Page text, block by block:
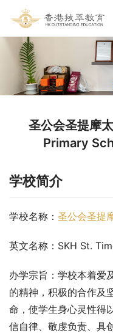
圣公会圣提摩
Primary
学校简介
学校名称： 圣公会圣提
英文名称：SKH St.
办学宗旨：学校本着爱
的精神，积极的合作及
命，使学生身心灵性得
信自律、敬虔负责、具